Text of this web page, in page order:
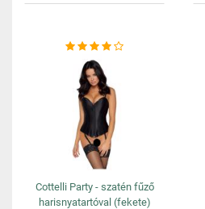
Cottelli Party - szatén fűző
harisnyatartóval (fekete)